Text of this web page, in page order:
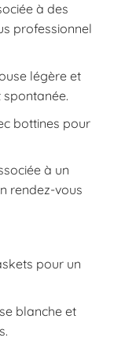
à des
professionnel
légère et
bottines pour
à un
rendez-vous
pour un
blanche et